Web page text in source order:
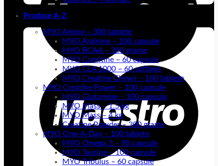
Produse A-Z
MYO Amino – 300 tablete
MYO Arginine – 100 capsule
MYO BCAA – 300 grame
MYO Carnitine – 60 capsule
MYO CLA 1000 – 60 softgels
MYO Creatine Chews – 100 tablete
MYO Creatine Power – 100 capsule
MYO Glutamine – 100 capsule
MYO Mass – 1.5 kg
MYO Mass – 4 kg
Creatine Powder – 300 grame
MYO One-A-Day – 100 tablete
MYO Omega 3 – 90 capsule
MYO Taurine – 100 capsule
MYO Tribulus – 60 capsule